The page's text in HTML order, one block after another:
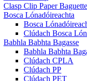
Clasp Clip Paper
Bosca Lónadóireachta
Bosca
Clúdach Bosca
Babhla Babhta Bagasse
Babhla Babhta
Clúdach CPLA
Clúdach PP
Clúdach PET